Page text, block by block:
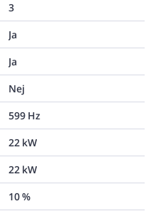
3
Ja
Ja
Nej
599 Hz
22 kW
22 kW
10 %